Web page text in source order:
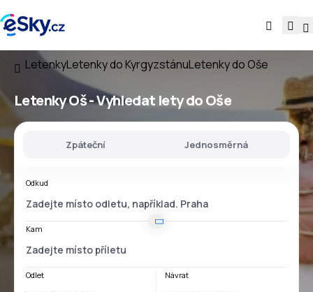
LetenkyLetenky do KyrgyzstánuLetenky do Oše
Letenky Oš - Vyhledat lety do Oše
Zpáteční Jednosměrná
Odkud
Kam
Odlet Návrat